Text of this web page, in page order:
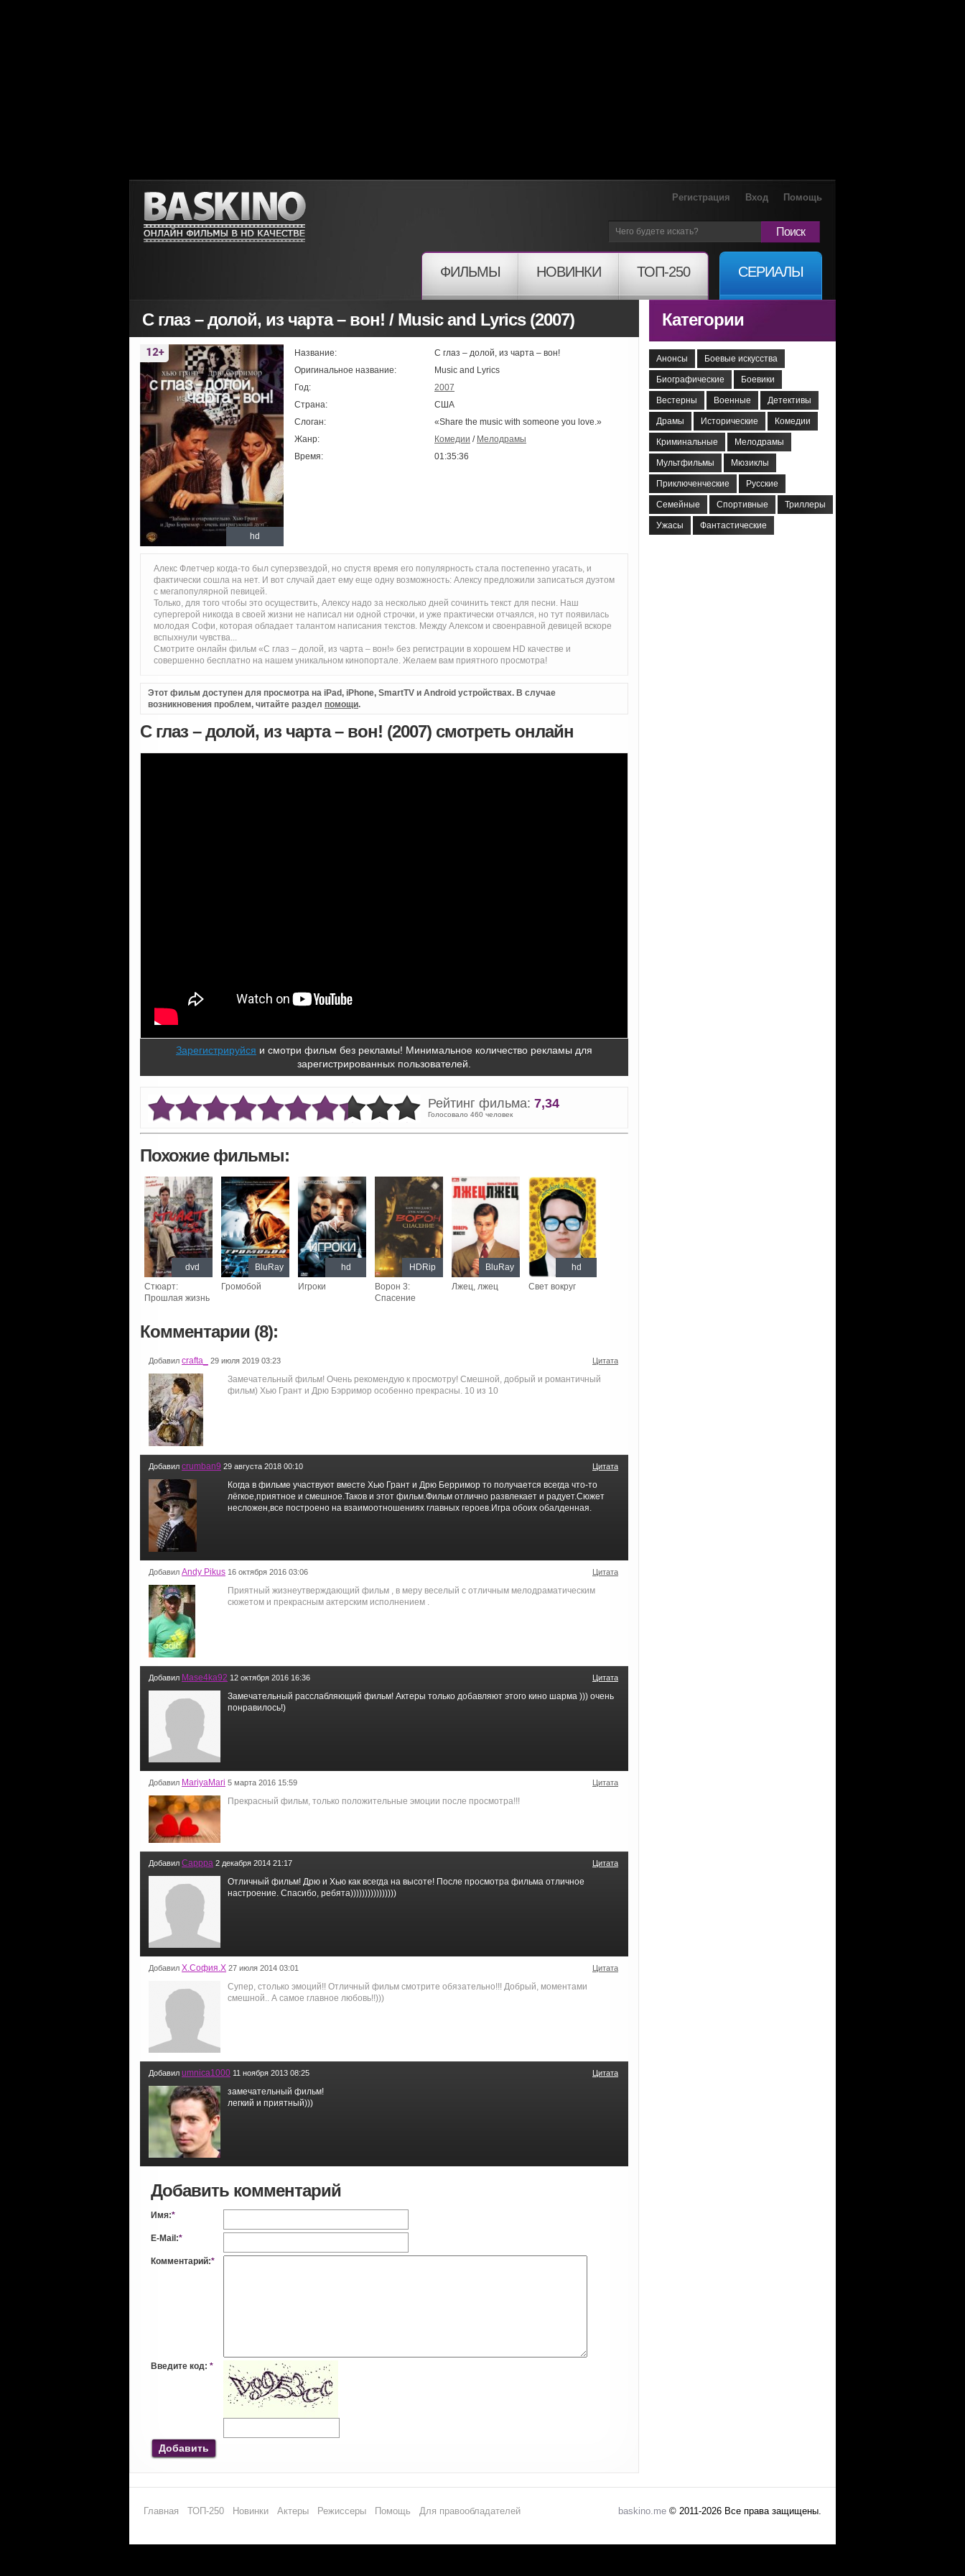
Регистрация Вход Помощь
Поиск
ФИЛЬМЫ НОВИНКИ ТОП-250 СЕРИАЛЫ
С глаз – долой, из чарта – вон! / Music and Lyrics (2007)
hd
Название:
С глаз – долой, из чарта – вон!
Оригинальное название:
Music and Lyrics
Год:
2007
Страна:
США
Слоган:
«Share the music with someone you love.»
Жанр:
Комедии / Мелодрамы
Время:
01:35:36
Алекс Флетчер когда-то был суперзвездой, но спустя время его популярность стала постепенно угасать, и
фактически сошла на нет. И вот случай дает ему еще одну возможность: Алексу предложили записаться дуэтом
с мегапопулярной певицей.
Только, для того чтобы это осуществить, Алексу надо за несколько дней сочинить текст для песни. Наш
супергерой никогда в своей жизни не написал ни одной строчки, и уже практически отчаялся, но тут появилась
молодая Софи, которая обладает талантом написания текстов. Между Алексом и своенравной девицей вскоре
вспыхнули чувства...
Смотрите онлайн фильм «С глаз – долой, из чарта – вон!» без регистрации в хорошем HD качестве и
совершенно бесплатно на нашем уникальном кинопортале. Желаем вам приятного просмотра!
Этот фильм доступен для просмотра на iPad, iPhone, SmartTV и Android устройствах. В случае
возникновения проблем, читайте раздел помощи.
С глаз – долой, из чарта – вон! (2007) смотреть онлайн
Зарегистрируйся и смотри фильм без рекламы! Минимальное количество рекламы для
зарегистрированных пользователей.
Рейтинг фильма: 7,34
Голосовало 460 человек
Похожие фильмы:
Стюарт:
Прошлая жизнь
dvd
Громобой
BluRay
Игроки
hd
Ворон 3:
Спасение
HDRip
Лжец, лжец
BluRay
Свет вокруг
hd
Комментарии (8):
Добавил crafta_ 29 июля 2019 03:23 Цитата
Замечательный фильм! Очень рекомендую к просмотру! Смешной, добрый и романтичный
фильм) Хью Грант и Дрю Бэрримор особенно прекрасны. 10 из 10
Добавил crumban9 29 августа 2018 00:10 Цитата
Когда в фильме участвуют вместе Хью Грант и Дрю Берримор то получается всегда что-то
лёгкое,приятное и смешное.Таков и этот фильм.Фильм отлично развлекает и радует.Сюжет
несложен,все построено на взаимоотношениях главных героев.Игра обоих обалденная.
Добавил Andy Pikus 16 октября 2016 03:06 Цитата
Приятный жизнеутверждающий фильм , в меру веселый с отличным мелодраматическим
сюжетом и прекрасным актерским исполнением .
Добавил Mase4ka92 12 октября 2016 16:36 Цитата
Замечательный расслабляющий фильм! Актеры только добавляют этого кино шарма ))) очень
понравилось!)
Добавил MariyaMari 5 марта 2016 15:59 Цитата
Прекрасный фильм, только положительные эмоции после просмотра!!!
Добавил Саррра 2 декабря 2014 21:17 Цитата
Отличный фильм! Дрю и Хью как всегда на высоте! После просмотра фильма отличное
настроение. Спасибо, ребята))))))))))))))))
Добавил Х.София.Х 27 июля 2014 03:01 Цитата
Супер, столько эмоций!! Отличный фильм смотрите обязательно!!! Добрый, моментами
смешной.. А самое главное любовь!!)))
Добавил umnica1000 11 ноября 2013 08:25 Цитата
замечательный фильм!
легкий и приятный)))
Добавить комментарий
Имя:*
E-Mail:*
Комментарий:*
Введите код: *
Добавить
Категории
Анонсы Боевые искусства
Биографические Боевики
Вестерны Военные Детективы
Драмы Исторические Комедии
Криминальные Мелодрамы
Мультфильмы Мюзиклы
Приключенческие Русские
Семейные Спортивные Триллеры
Ужасы Фантастические
Главная ТОП-250 Новинки Актеры Режиссеры Помощь Для правообладателей baskino.me © 2011-2026 Все права защищены.